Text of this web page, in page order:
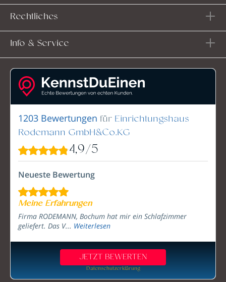
Rechtliches
Info & Service
1203 Bewertungen fürEinrichtungshaus
Rodemann GmbH&Co.KG
4,9/5
Neueste Bewertung
Meine Erfahrungen
Firma RODEMANN, Bochum hat mir ein Schlafzimmer
geliefert. Das V... Weiterlesen
JETZT BEWERTEN
Datenschutzerklärung